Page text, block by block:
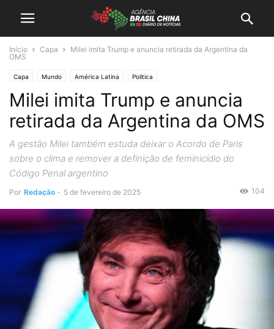
Início Capa
Milei imita Trump e anuncia retirada da Argentina da
OMS
Capa Mundo América Latina Politica
Milei imita Trump e anuncia
retirada da Argentina da OMS
A gestão Milei também estuda deixar o Acordo de Paris
sobre o clima e remover a definição de feminicídio do
Código Penal argentino
Por Redação - 5 de fevereiro de 2025 104